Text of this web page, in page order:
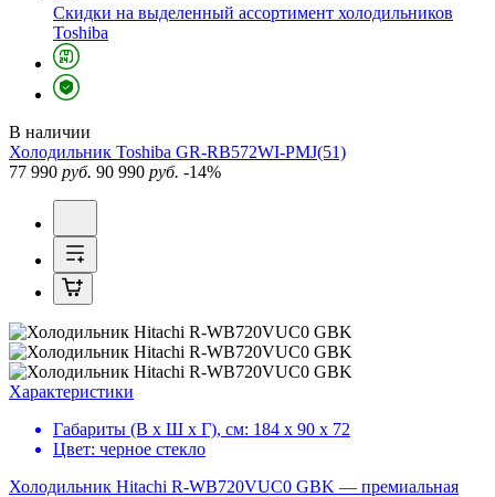
Скидки на выделенный ассортимент холодильников
Toshiba
В наличии
Холодильник Toshiba GR-RB572WI-PMJ(51)
77 990 руб. 90 990 руб. -14%
Характеристики
Габариты (В х Ш х Г), см: 184 х 90 х 72
Цвет: черное стекло
Холодильник Hitachi R-WB720VUC0 GBK — премиальная